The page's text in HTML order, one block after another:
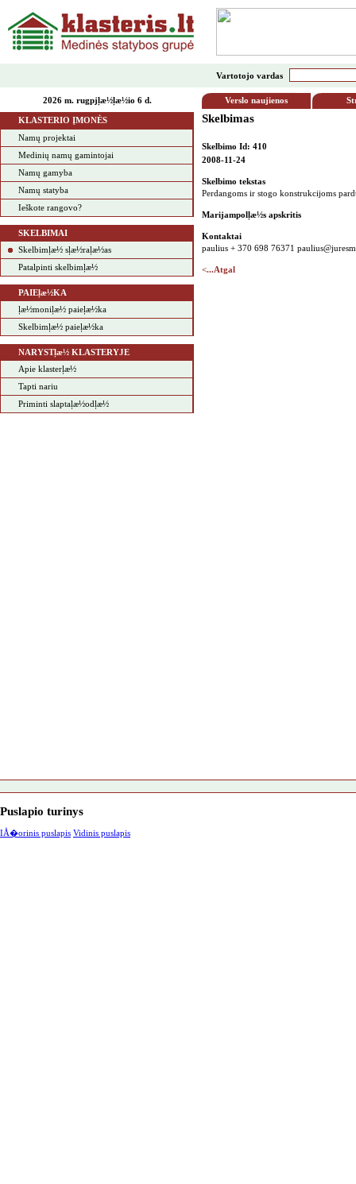
Vartotojo vardas
2026 m. rugpjļæ½ļæ½io 6 d. Verslo naujienos
KLASTERIO ĮMONĖS
Namų projektai
Medinių namų gamintojai
Namų gamyba
Namų statyba
Ieškote rangovo?
SKELBIMAI
Skelbimļæ½ sļæ½raļæ½as
Patalpinti skelbimļæ½
PAIEļæ½KA
ļæ½moniļæ½ paieļæ½ka
Skelbimļæ½ paieļæ½ka
NARYSTļæ½ KLASTERYJE
Apie klasterļæ½
Tapti nariu
Priminti slaptaļæ½odļæ½
Skelbimas
Skelbimo Id: 410
2008-11-24
Skelbimo tekstas
Perdangoms ir stogo konstrukcijoms
Marijampolļæ½s apskritis
Kontaktai
paulius + 370 698 76371
<...Atgal
Puslapio turinys
IÅ�orinis puslapis Vidinis puslapis